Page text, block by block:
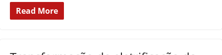
Read More